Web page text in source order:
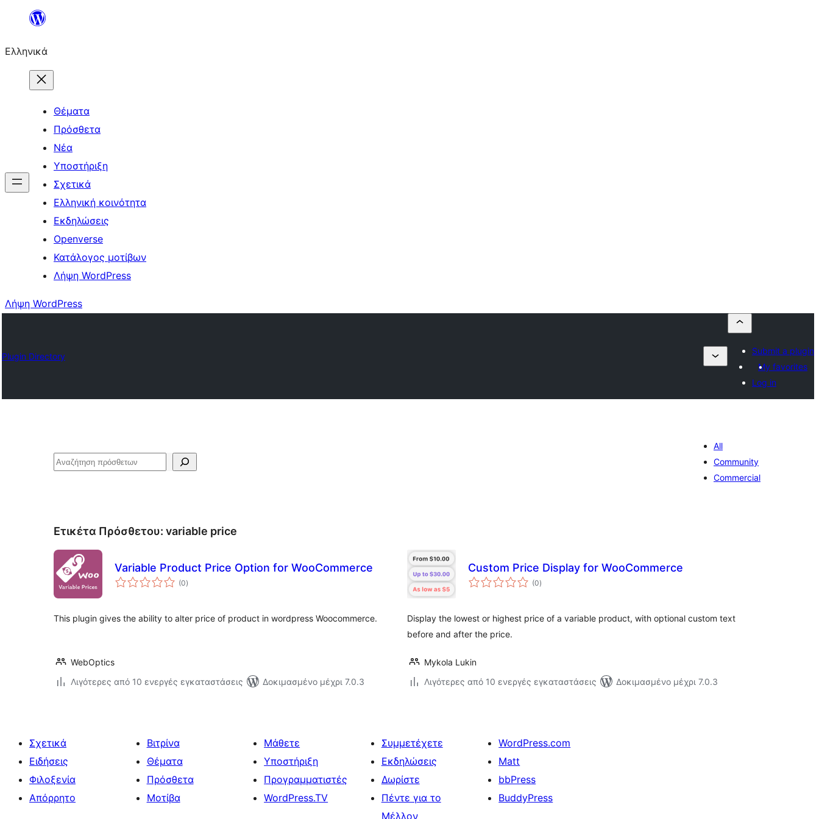
Μετάβαση
περιεχόμενο
Ελληνικά
Θέματα
Πρόσθετα
Νέα
Υποστήριξη
Σχετικά
Ελληνική κοινότητα
Εκδηλώσεις
Openverse
Κατάλογος μοτίβων
Λήψη WordPress
Λήψη WordPress
Plugin Directory
Submit a plugin
My favorites
Log in
Αναζήτηση
All
Community
Commercial
Ετικέτα Πρόσθετου: variable price
Variable Product Price Option for WooCommerce
(0αξιολογήσεις
σύνολο
)
This plugin gives the ability to alter price of product in wordpress Woocommerce.
WebOptics
Λιγότερες από 10 ενεργές εγκαταστάσεις
Δοκιμασμένο μέχρι 7.0.3
Custom Price Display for WooCommerce
(0αξιολογήσεις
σύνολο
)
Display the lowest or highest price of a variable product, with optional custom text
before and after the price.
Mykola Lukin
Λιγότερες από 10 ενεργές εγκαταστάσεις
Δοκιμασμένο μέχρι 7.0.3
Σχετικά
Ειδήσεις
Φιλοξενία
Απόρρητο
Βιτρίνα
Θέματα
Πρόσθετα
Μοτίβα
Μάθετε
Υποστήριξη
Προγραμματιστές
WordPress.TV
Συμμετέχετε
Εκδηλώσεις
Δωρίστε
Πέντε για το
Μέλλον
WordPress.com
Matt
bbPress
BuddyPress